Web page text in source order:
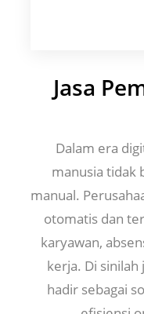
Jasa
Dalam era
manusia tidak
manual.
otomatis dan
karyawan,
kerja. Di
hadir sebagai